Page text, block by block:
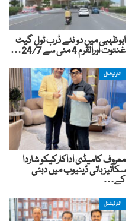
ابوظہبی میں دو نئے ڈرب ٹول گیٹ
غنتوت اورالقرم 4 مئی سے 24/7…
انٹرنیشنل
معروف کامیڈی اداکارکیکو شاردا
سکائیز بائی ڈینیوب میں دبئی
کے…
انٹرنیشنل